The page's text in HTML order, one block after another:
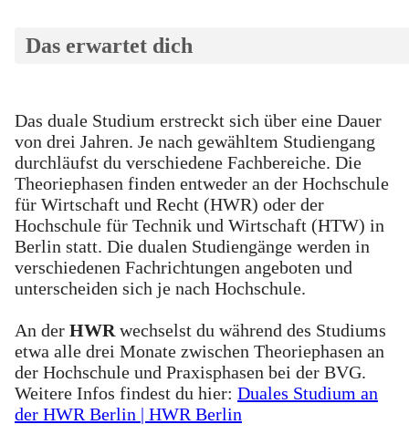
Das erwartet dich
Das duale Studium erstreckt sich über eine Dauer
von drei Jahren. Je nach gewähltem Studiengang
durchläufst du verschiedene Fachbereiche. Die
Theoriephasen finden entweder an der Hochschule
für Wirtschaft und Recht (HWR) oder der
Hochschule für Technik und Wirtschaft (HTW) in
Berlin statt. Die dualen Studiengänge werden in
verschiedenen Fachrichtungen angeboten und
unterscheiden sich je nach Hochschule.
An der HWR wechselst du während des Studiums
etwa alle drei Monate zwischen Theoriephasen an
der Hochschule und Praxisphasen bei der BVG.
Weitere Infos findest du hier: Duales Studium an
der HWR Berlin | HWR Berlin